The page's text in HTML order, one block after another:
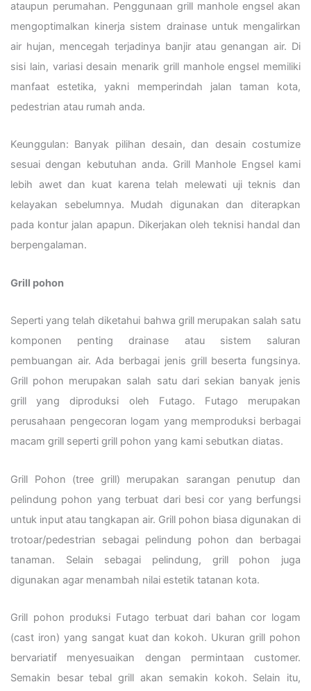
ataupun perumahan. Penggunaan grill manhole engsel akan
mengoptimalkan kinerja sistem drainase untuk mengalirkan
air hujan, mencegah terjadinya banjir atau genangan air. Di
sisi lain, variasi desain menarik grill manhole engsel memiliki
manfaat estetika, yakni memperindah jalan taman kota,
pedestrian atau rumah anda.
Keunggulan: Banyak pilihan desain, dan desain costumize
sesuai dengan kebutuhan anda. Grill Manhole Engsel kami
lebih awet dan kuat karena telah melewati uji teknis dan
kelayakan sebelumnya. Mudah digunakan dan diterapkan
pada kontur jalan apapun. Dikerjakan oleh teknisi handal dan
berpengalaman.
Grill pohon
Seperti yang telah diketahui bahwa grill merupakan salah satu
komponen penting drainase atau sistem saluran
pembuangan air. Ada berbagai jenis grill beserta fungsinya.
Grill pohon merupakan salah satu dari sekian banyak jenis
grill yang diproduksi oleh Futago. Futago merupakan
perusahaan pengecoran logam yang memproduksi berbagai
macam grill seperti grill pohon yang kami sebutkan diatas.
Grill Pohon (tree grill) merupakan sarangan penutup dan
pelindung pohon yang terbuat dari besi cor yang berfungsi
untuk input atau tangkapan air. Grill pohon biasa digunakan di
trotoar/pedestrian sebagai pelindung pohon dan berbagai
tanaman. Selain sebagai pelindung, grill pohon juga
digunakan agar menambah nilai estetik tatanan kota.
Grill pohon produksi Futago terbuat dari bahan cor logam
(cast iron) yang sangat kuat dan kokoh. Ukuran grill pohon
bervariatif menyesuaikan dengan permintaan customer.
Semakin besar tebal grill akan semakin kokoh. Selain itu,